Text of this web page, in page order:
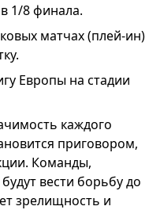
1/8 финала.
матчах (плей-ин)
Европы на стадии
каждого
приговором,
Команды,
вести борьбу до
зрелищность и